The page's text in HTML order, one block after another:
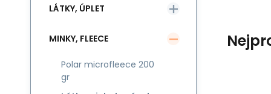
LÁTKY, ÚPLET
MINKY, FLEECE
Polar microfleece 200
gr